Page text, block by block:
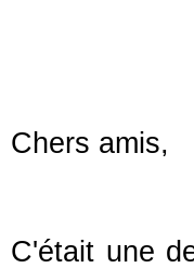
Chers amis,
C'était une